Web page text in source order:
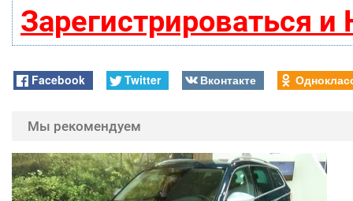
Зарегистрироваться
Facebook Twitter Вконтакте
Мы рекомендуем